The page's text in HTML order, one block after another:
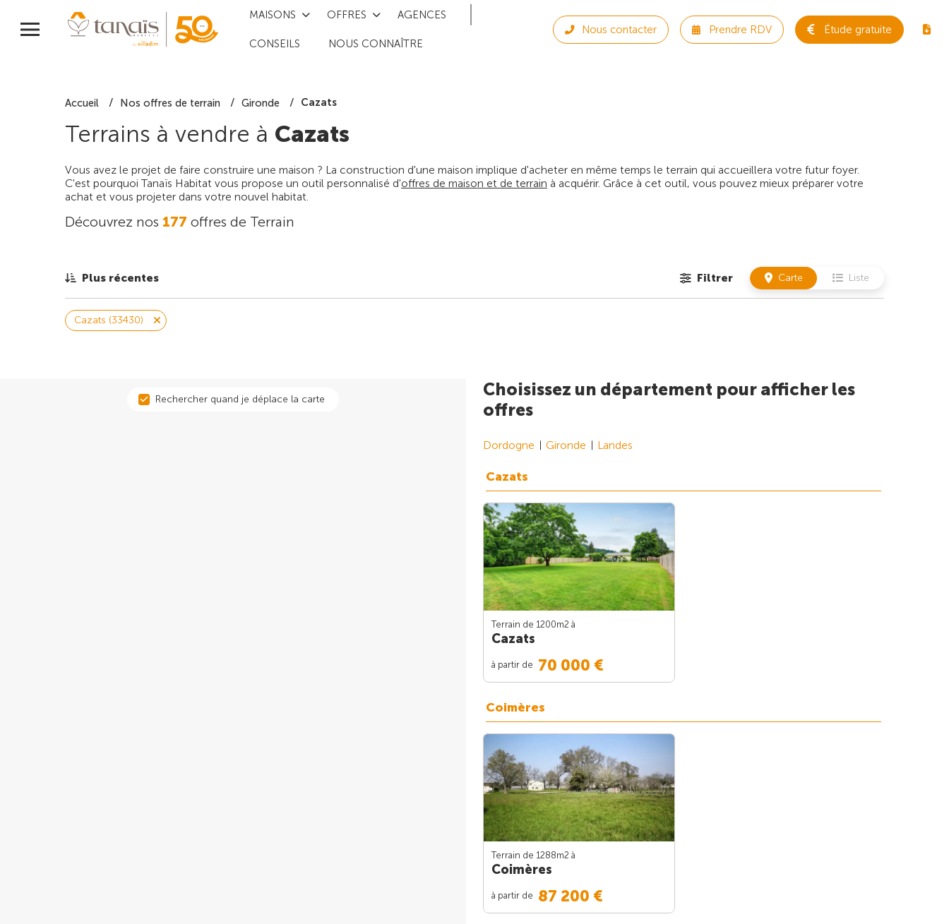
MAISONS OFFRES AGENCES
CONSEILS NOUS CONNAÎTRE
Nous contacter Prendre RDV Étude gratuite
Accueil Nos offres de terrain Gironde Cazats
Terrains à vendre à Cazats
Vous avez le projet de faire construire une maison ? La construction d'une maison implique d'acheter en même temps le terrain qui accueillera votre futur foyer.
C'est pourquoi Tanaïs Habitat vous propose un outil personnalisé d'offres de maison et de terrain à acquérir. Grâce à cet outil, vous pouvez mieux préparer votre
achat et vous projeter dans votre nouvel habitat.
Découvrez nos 177 offres de Terrain
Plus récentes Filtrer Carte Liste
Cazats (33430)
Rechercher quand je déplace la carte
Choisissez un département pour afficher les
offres
Dordogne Gironde Landes
Cazats
Terrain de 1200m2 à
Cazats
à partir de 70 000 €
Coimères
Terrain de 1288m2 à
Coimères
à partir de 87 200 €